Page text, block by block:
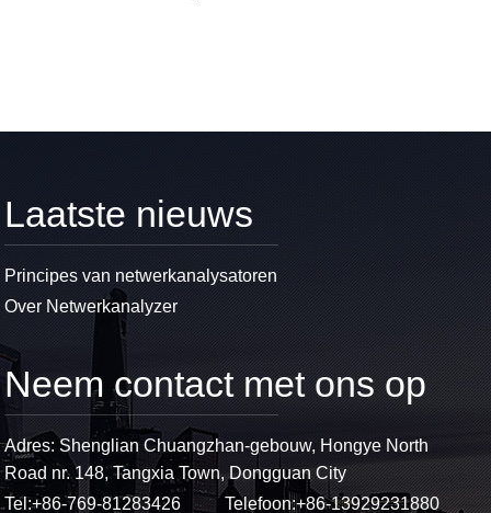
Laatste nieuws
Principes van netwerkanalysatoren
Over Netwerkanalyzer
Neem contact met ons op
Adres: Shenglian Chuangzhan-gebouw, Hongye North
Road nr. 148, Tangxia Town, Dongguan City
Tel:+86-769-81283426 Telefoon:+86-13929231880